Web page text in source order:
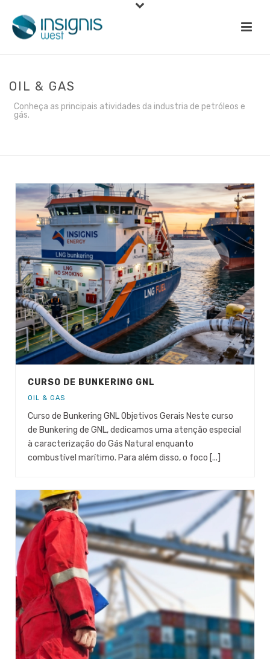
OIL & GAS
Conheça as principais atividades da industria de petróleos e
gás.
CURSO DE BUNKERING GNL
OIL & GAS
Curso de Bunkering GNL Objetivos Gerais Neste curso
de Bunkering de GNL, dedicamos uma atenção especial
à caracterização do Gás Natural enquanto
combustível marítimo. Para além disso, o foco [...]